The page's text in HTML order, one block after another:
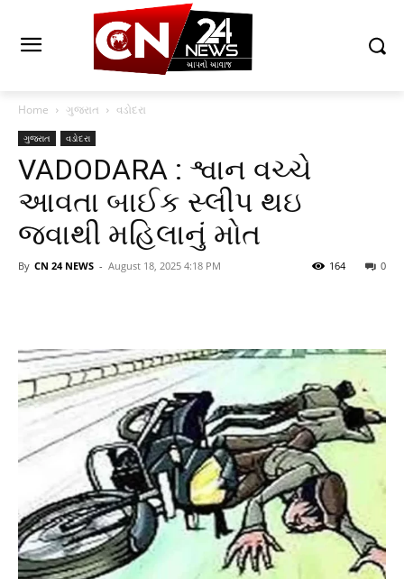
Home ગુજરાત વડોદરા
ગુજરાત વડોદરા
VADODARA : શ્વાન વચ્ચે
આવતા બાઈક સ્લીપ થઇ
જવાથી મહિલાનું મોત
By CN 24 NEWS - August 18, 2025 4:18 PM 0
164